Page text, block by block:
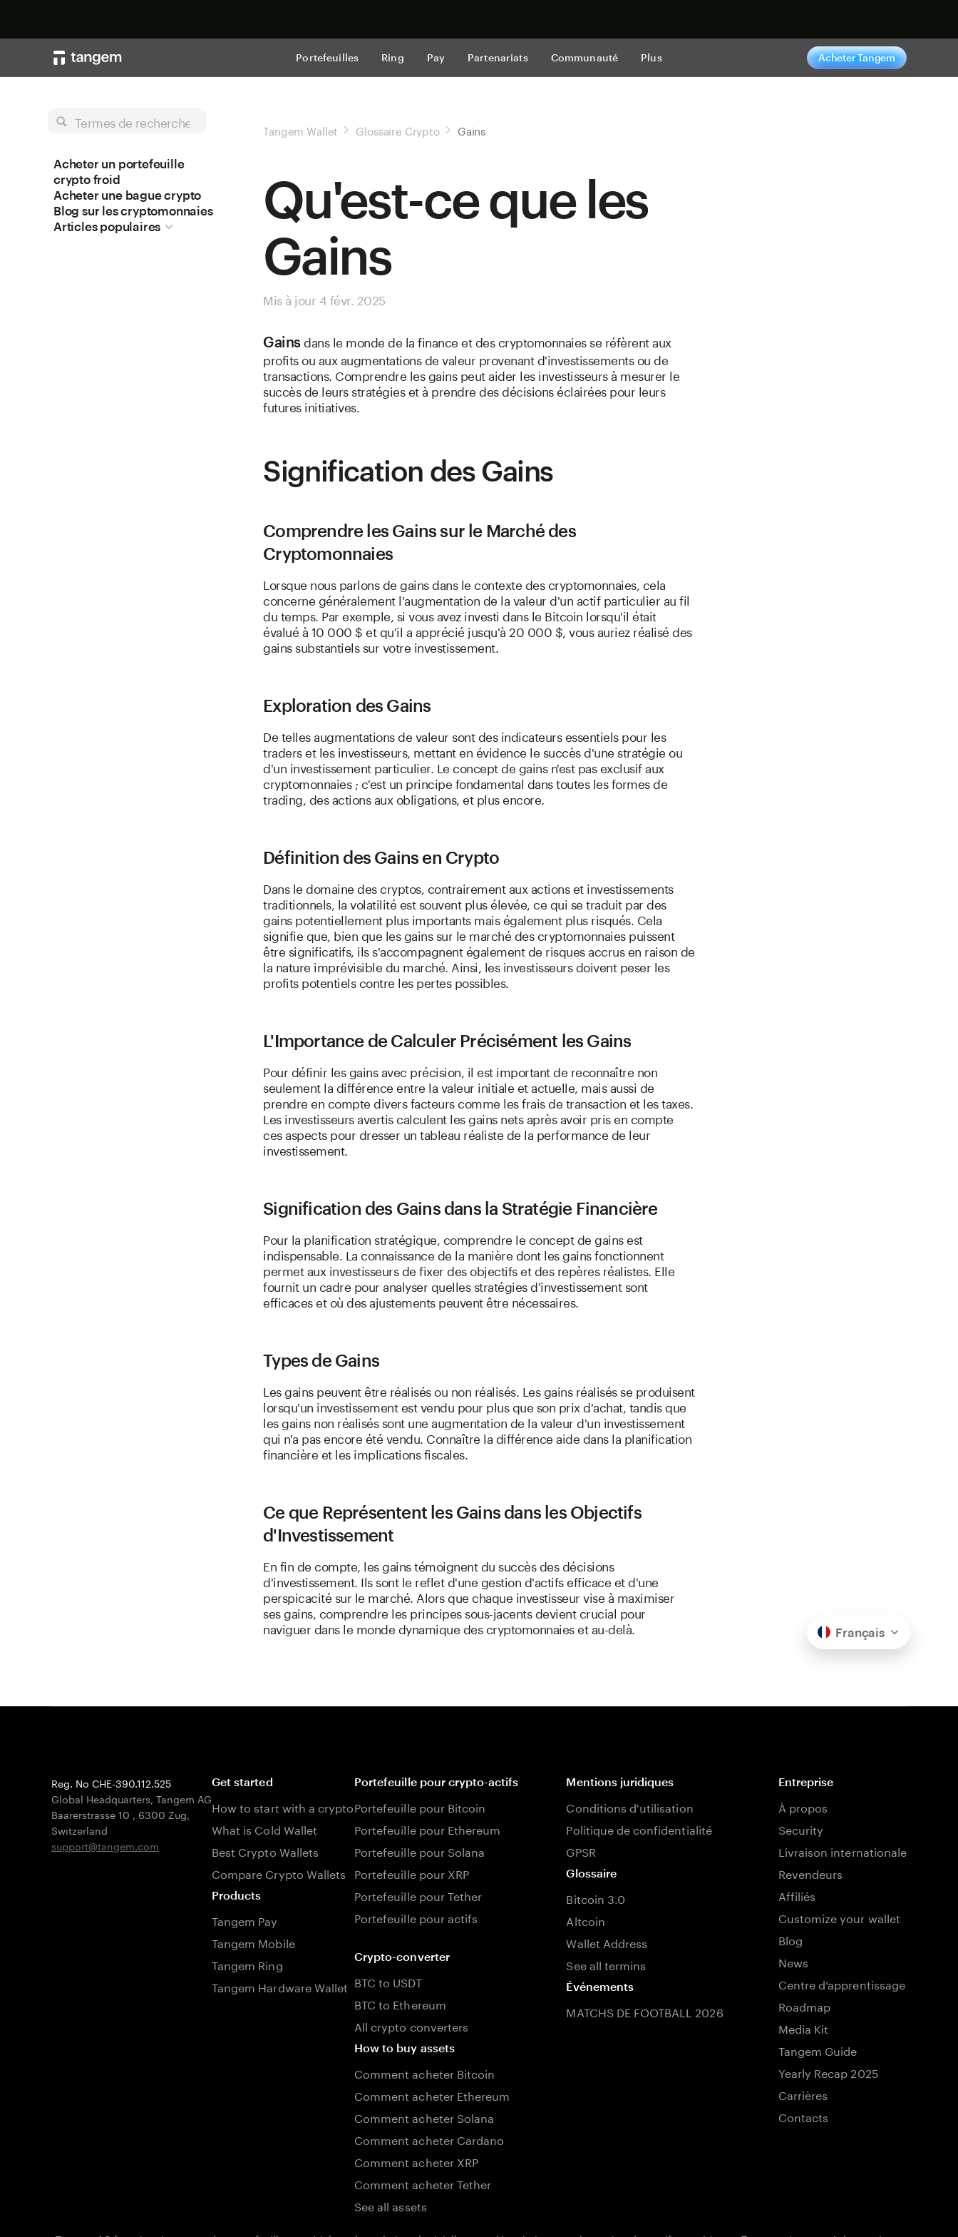
Portefeuilles Ring Pay Partenariats Communauté Plus Acheter Tangem
Termes de recherche
Acheter un portefeuille
crypto froid
Acheter une bague crypto
Blog sur les cryptomonnaies
Articles populaires
Tangem Wallet Glossaire Crypto Gains
Qu'est-ce que les
Gains
Mis à jour 4 févr. 2025
Gainsdans le monde de la finance et des cryptomonnaies se réfèrent aux
profits ou aux augmentations de valeur provenant d'investissements ou de
transactions. Comprendre les gains peut aider les investisseurs à mesurer le
succès de leurs stratégies et à prendre des décisions éclairées pour leurs
futures initiatives.
Signification des Gains
Comprendre les Gains sur le Marché des
Cryptomonnaies
Lorsque nous parlons de gains dans le contexte des cryptomonnaies, cela
concerne généralement l'augmentation de la valeur d'un actif particulier au fil
du temps. Par exemple, si vous avez investi dans le Bitcoin lorsqu'il était
évalué à 10 000 $ et qu'il a apprécié jusqu'à 20 000 $, vous auriez réalisé des
gains substantiels sur votre investissement.
Exploration des Gains
De telles augmentations de valeur sont des indicateurs essentiels pour les
traders et les investisseurs, mettant en évidence le succès d'une stratégie ou
d'un investissement particulier. Le concept de gains n'est pas exclusif aux
cryptomonnaies ; c'est un principe fondamental dans toutes les formes de
trading, des actions aux obligations, et plus encore.
Définition des Gains en Crypto
Dans le domaine des cryptos, contrairement aux actions et investissements
traditionnels, la volatilité est souvent plus élevée, ce qui se traduit par des
gains potentiellement plus importants mais également plus risqués. Cela
signifie que, bien que les gains sur le marché des cryptomonnaies puissent
être significatifs, ils s'accompagnent également de risques accrus en raison de
la nature imprévisible du marché. Ainsi, les investisseurs doivent peser les
profits potentiels contre les pertes possibles.
L'Importance de Calculer Précisément les Gains
Pour définir les gains avec précision, il est important de reconnaître non
seulement la différence entre la valeur initiale et actuelle, mais aussi de
prendre en compte divers facteurs comme les frais de transaction et les taxes.
Les investisseurs avertis calculent les gains nets après avoir pris en compte
ces aspects pour dresser un tableau réaliste de la performance de leur
investissement.
Signification des Gains dans la Stratégie Financière
Pour la planification stratégique, comprendre le concept de gains est
indispensable. La connaissance de la manière dont les gains fonctionnent
permet aux investisseurs de fixer des objectifs et des repères réalistes. Elle
fournit un cadre pour analyser quelles stratégies d'investissement sont
efficaces et où des ajustements peuvent être nécessaires.
Types de Gains
Les gains peuvent être réalisés ou non réalisés. Les gains réalisés se produisent
lorsqu'un investissement est vendu pour plus que son prix d'achat, tandis que
les gains non réalisés sont une augmentation de la valeur d'un investissement
qui n'a pas encore été vendu. Connaître la différence aide dans la planification
financière et les implications fiscales.
Ce que Représentent les Gains dans les Objectifs
d'Investissement
En fin de compte, les gains témoignent du succès des décisions
d'investissement. Ils sont le reflet d'une gestion d'actifs efficace et d'une
perspicacité sur le marché. Alors que chaque investisseur vise à maximiser
ses gains, comprendre les principes sous-jacents devient crucial pour
naviguer dans le monde dynamique des cryptomonnaies et au-delà.
Français
Reg. No CHE-390.112.525
Global Headquarters, Tangem AG
Baarerstrasse 10 , 6300 Zug,
Switzerland
support@tangem.com
Get started
How to start with a crypto
What is Cold Wallet
Best Crypto Wallets
Compare Crypto Wallets
Products
Tangem Pay
Tangem Mobile
Tangem Ring
Tangem Hardware Wallet
Portefeuille pour crypto-actifs
Portefeuille pour Bitcoin
Portefeuille pour Ethereum
Portefeuille pour Solana
Portefeuille pour XRP
Portefeuille pour Tether
Portefeuille pour actifs
Crypto-converter
BTC to USDT
BTC to Ethereum
All crypto converters
How to buy assets
Comment acheter Bitcoin
Comment acheter Ethereum
Comment acheter Solana
Comment acheter Cardano
Comment acheter XRP
Comment acheter Tether
See all assets
Mentions juridiques
Conditions d'utilisation
Politique de confidentialité
GPSR
Glossaire
Bitcoin 3.0
Altcoin
Wallet Address
See all termins
Événements
MATCHS DE FOOTBALL 2026
Entreprise
À propos
Security
Livraison internationale
Revendeurs
Affiliés
Customize your wallet
Blog
News
Centre d’apprentissage
Roadmap
Media Kit
Tangem Guide
Yearly Recap 2025
Carrières
Contacts